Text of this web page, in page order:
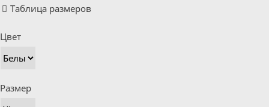
Таблица размеров
Цвет
Размер